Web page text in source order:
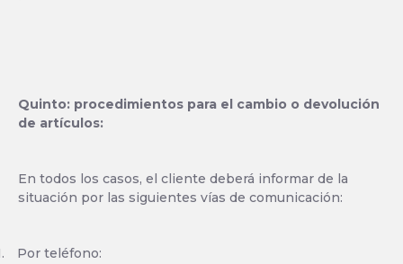
Quinto: procedimientos para el cambio o devolución
de artículos:
En todos los casos, el cliente deberá informar de la
situación por las siguientes vías de comunicación:
Por teléfono: